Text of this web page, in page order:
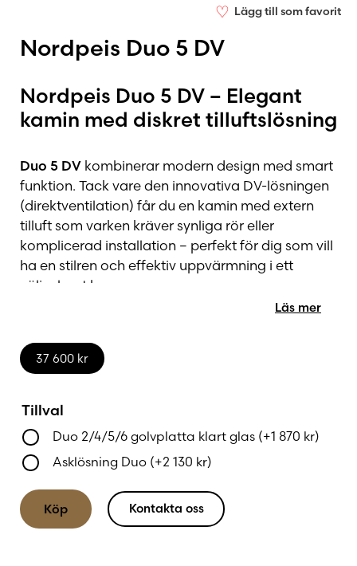
♡ Lägg till som favorit
Nordpeis Duo 5 DV
37 600 kr
Nordpeis Duo 5 DV – Elegant
kamin med diskret tilluftslösning
Duo 5 DV kombinerar modern design med smart
funktion. Tack vare den innovativa DV-lösningen
(direktventilation) får du en kamin med extern
tilluft som varken kräver synliga rör eller
komplicerad installation – perfekt för dig som vill
ha en stilren och effektiv uppvärmning i ett
välisolerat hem.
över lågorna, medan den praktiska
förvaringsluckan i underdelen ger ett rent och
och en smart värmekälla som passar perfekt i
moderna miljöer.
Läs mer
Tillval
Duo 2/4/5/6 golvplatta klart glas (+1 870 kr)
Asklösning Duo (+2 130 kr)
Köp Kontakta oss